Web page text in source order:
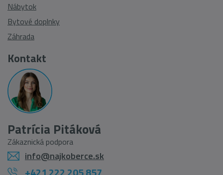
Nábytok
Bytové doplnky
Záhrada
Kontakt
Patrícia Pitáková
Zákaznická podpora
info@najkoberce.sk